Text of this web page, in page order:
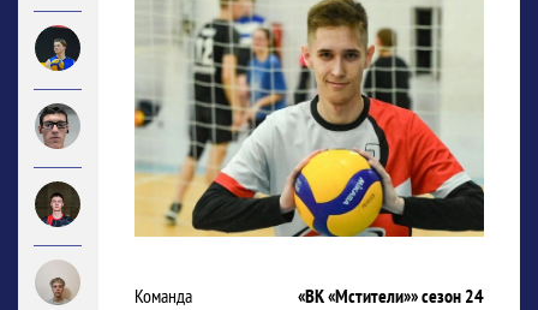
Команда «ВК «Мстители»» сезон 24